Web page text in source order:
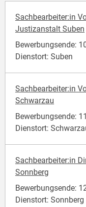
Sachbearbeiter:in
Justizanstalt Suben
Bewerbungsende:
Dienstort: Suben
Sachbearbeiter:in
Schwarzau
Bewerbungsende:
Dienstort:
Sachbearbeiter:in
Sonnberg
Bewerbungsende:
Dienstort: Sonnberg